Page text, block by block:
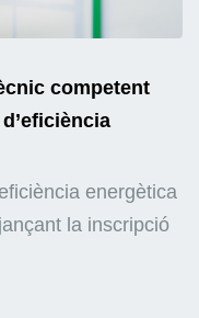
competent
energètica
la inscripció